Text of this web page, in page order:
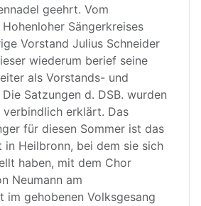
geehrt. Vom
Sängerkreises
Vorstand Julius Schneider
wiederum berief seine
als Vorstands- und
Satzungen d. DSB. wurden
erklärt. Das
für diesen Sommer ist das
in Heilbronn, bei dem sie sich
haben, mit dem Chor
Neumann am
im gehobenen Volksgesang